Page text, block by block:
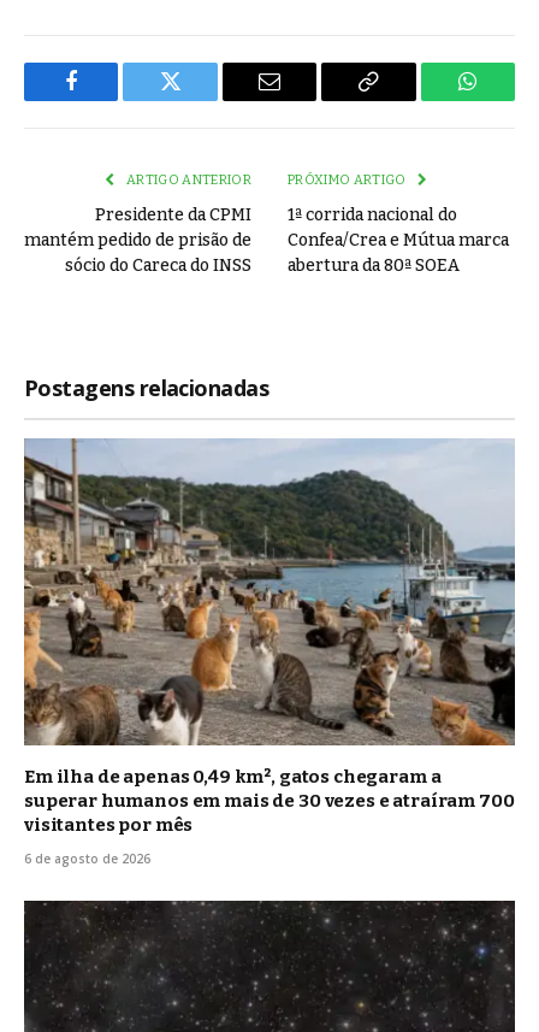
Facebook Twitter Email
Copy
ARTIGO ANTERIOR
Presidente da CPMI
mantém pedido de prisão de
sócio do Careca do INSS
PRÓXIMO ARTIGO
1ª corrida nacional do
Confea/Crea e Mútua marca
abertura da 80ª SOEA
Postagens relacionadas
Em ilha de apenas 0,49 km², gatos chegaram a
superar humanos em mais de 30 vezes e atraíram 700
visitantes por mês
6 de agosto de 2026